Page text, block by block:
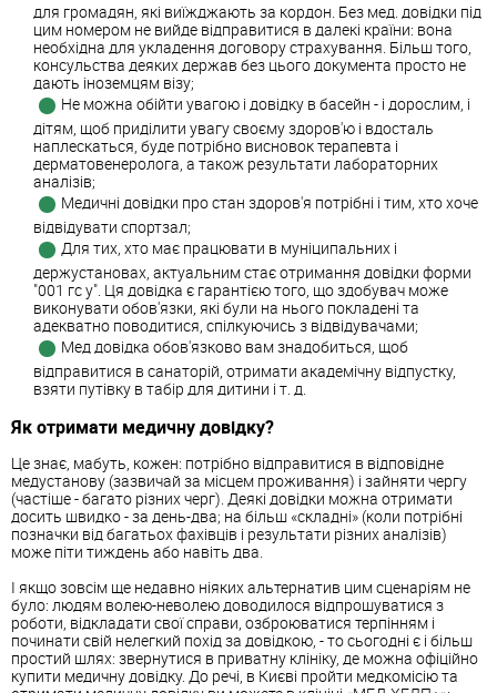
для громадян, які виїжджають за кордон. Без мед. довідки під
цим номером не вийде відправитися в далекі країни: вона
необхідна для укладення договору страхування. Більш того,
консульства деяких держав без цього документа просто не
дають іноземцям візу;
Не можна обійти увагою і довідку в басейн - і дорослим, і
дітям, щоб приділити увагу своєму здоров'ю і вдосталь
наплескаться, буде потрібно висновок терапевта і
дерматовенеролога, а також результати лабораторних
аналізів;
Медичні довідки про стан здоров'я потрібні і тим, хто хоче
відвідувати спортзал;
Для тих, хто має працювати в муніципальних і
держустановах, актуальним стає отримання довідки форми
"001 гс у". Ця довідка є гарантією того, що здобувач може
виконувати обов'язки, які були на нього покладені та
адекватно поводитися, спілкуючись з відвідувачами;
Мед довідка обов'язково вам знадобиться, щоб
відправитися в санаторій, отримати академічну відпустку,
взяти путівку в табір для дитини і т. д.
Як отримати медичну довідку?
Це знає, мабуть, кожен: потрібно відправитися в відповідне
медустанову (зазвичай за місцем проживання) і зайняти чергу
(частіше - багато різних черг). Деякі довідки можна отримати
досить швидко - за день-два; на більш «складні» (коли потрібні
позначки від багатьох фахівців і результати різних аналізів)
може піти тиждень або навіть два.
І якщо зовсім ще недавно ніяких альтернатив цим сценаріям не
було: людям волею-неволею доводилося відпрошуватися з
роботи, відкладати свої справи, озброюватися терпінням і
починати свій нелегкий похід за довідкою, - то сьогодні є і більш
простий шлях: звернутися в приватну клініку, де можна офіційно
купити медичну довідку. До речі, в Києві пройти медкомісію та